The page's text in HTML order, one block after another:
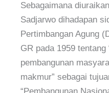
Sebagaimana
Sadjarwo dihadapan
Pertimbangan Agung
GR pada 1959 tentang
pembangunan
makmur” sebagai